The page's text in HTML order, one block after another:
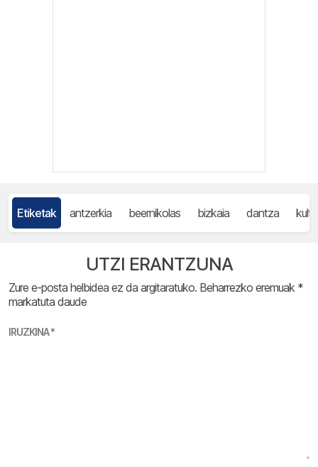
Etiketak antzerkia beernikolas bizkaia dantza
UTZI ERANTZUNA
Zure e-posta helbidea ez da argitaratuko. Beharrezko eremuak *
markatuta daude
IRUZKINA*